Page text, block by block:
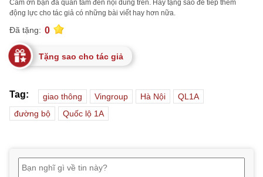
Cảm ơn bạn đã quan tâm đến nội dung trên. Hãy tặng sao để tiếp thêm
động lực cho tác giả có những bài viết hay hơn nữa.
Đã tặng: 0
Tặng sao cho tác giả
Tag: giao thông Vingroup Hà Nội
QL1A
đường bộ
Quốc lộ 1A